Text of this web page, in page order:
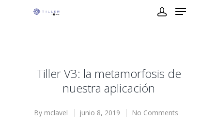
Tiller V3: la metamorfosis de
nuestra aplicación
By mclavel junio 8, 2019 No Comments